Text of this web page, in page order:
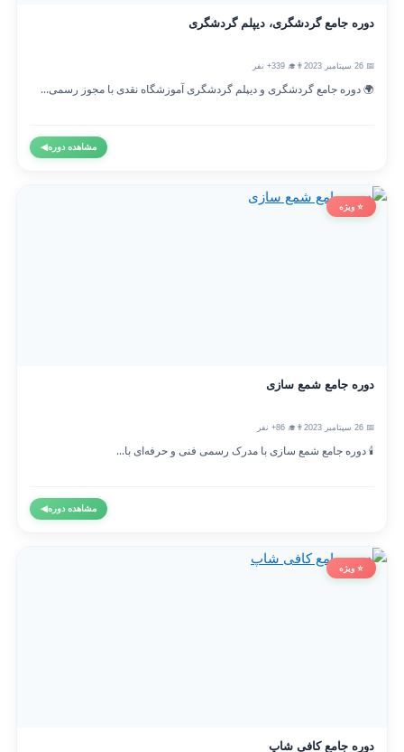
دوره جامع گردشگری، دیپلم گردشگری
👨‍🎓 339+ نفر
🌍 دوره جامع گردشگری و دیپلم گردشگری آموزشگاه نقدی با مجوز رسمی...
مشاهده دوره◀
⭐ ویژه
دوره جامع شمع سازی
👨‍🎓 86+ نفر
🕯️ دوره جامع شمع سازی با مدرک رسمی فنی و حرفه‌ای با...
مشاهده دوره◀
⭐ ویژه
دوره جامع کافی شاپ